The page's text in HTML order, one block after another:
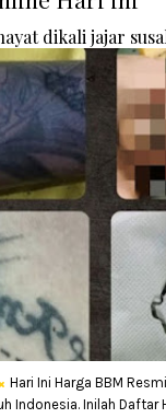
dikali jajar
Hari Ini Harga BBM
Indonesia. Inilah Daftar